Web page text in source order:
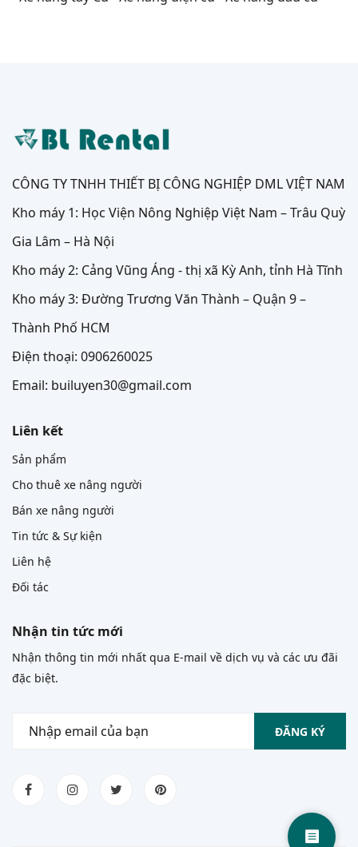
CÔNG TY TNHH THIẾT BỊ CÔNG NGHIỆP DML VIỆT NAM
Kho máy 1: Học Viện Nông Nghiệp Việt Nam – Trâu Quỳ
Gia Lâm – Hà Nội
Kho máy 2: Cảng Vũng Áng - thị xã Kỳ Anh, tỉnh Hà Tĩnh
Kho máy 3: Đường Trương Văn Thành – Quận 9 –
Thành Phố HCM
Điện thoại: 0906260025
Email: builuyen30@gmail.com
Liên kết
Sản phẩm
Cho thuê xe nâng người
Bán xe nâng người
Tin tức & Sự kiện
Liên hệ
Đối tác
Nhận tin tức mới
Nhận thông tin mới nhất qua E-mail về dịch vụ và các ưu đãi
đặc biệt.
ĐĂNG KÝ